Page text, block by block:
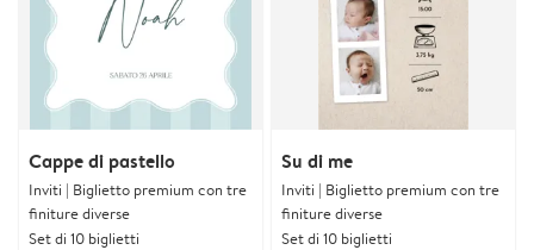
Cappe di pastello
Inviti | Biglietto premium con tre
finiture diverse
Set di 10 biglietti
Su di me
Inviti | Biglietto premium con tre
finiture diverse
Set di 10 biglietti